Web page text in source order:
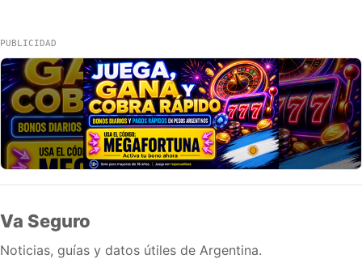
PUBLICIDAD
Va Seguro
Noticias, guías y datos útiles de Argentina.